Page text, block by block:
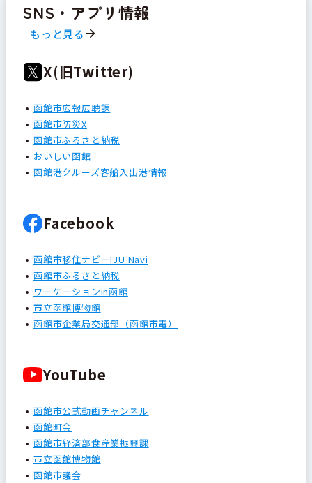
SNS・アプリ情報
もっと見る
X(旧Twitter)
函館市広報広聴課
函館市防災X
函館市ふるさと納税
おいしい函館
函館港クルーズ客船入出港情報
Facebook
函館市移住ナビーIJU Navi
函館市ふるさと納税
ワーケーションin函館
市立函館博物館
函館市企業局交通部（函館市電）
YouTube
函館市公式動画チャンネル
函館町会
函館市経済部食産業振興課
市立函館博物館
函館市議会